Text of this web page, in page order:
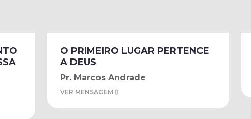
O PRIMEIRO LUGAR PERTENCE
A DEUS
Pr. Marcos Andrade
VER MENSAGEM